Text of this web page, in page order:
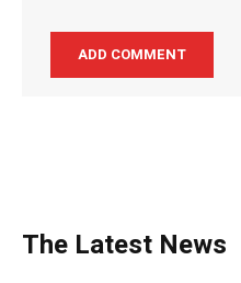
The Latest News